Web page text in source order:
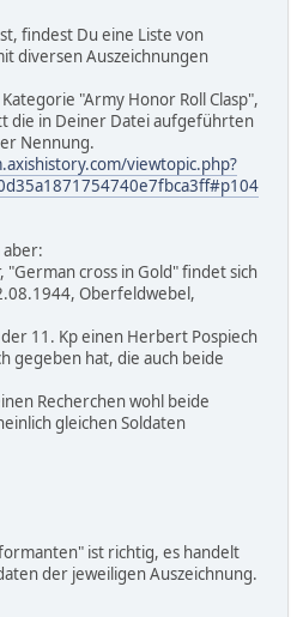
findest Du eine Liste von
diversen Auszeichnungen
"Army Honor Roll Clasp",
die in Deiner Datei aufgeführten
Nennung.
viewtopic.php?
aber:
cross in Gold" findet sich
Oberfeldwebel,
11. Kp einen Herbert Pospiech
gegeben hat, die auch beide
Recherchen wohl beide
gleichen Soldaten
ist richtig, es handelt
der jeweiligen Auszeichnung.